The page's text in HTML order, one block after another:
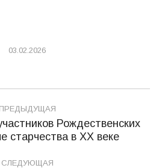
03.02.2026
ПРЕДЫДУЩАЯ
Предыдущая
запись:
Рождественских
старчества в ХХ веке
СЛЕДУЮЩАЯ